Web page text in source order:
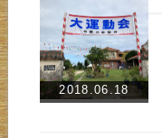
2018.06.18